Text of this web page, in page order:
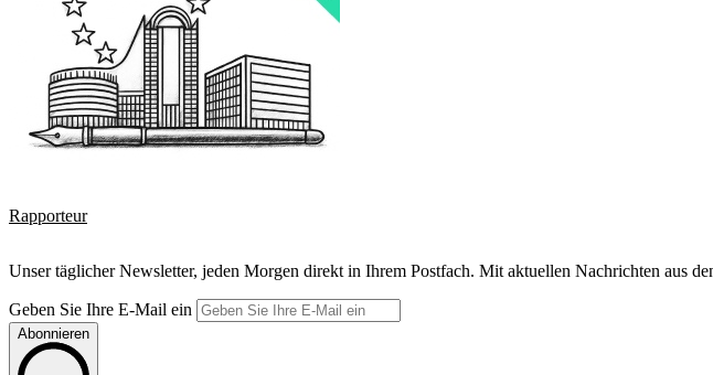
Rapporteur
Unser täglicher Newsletter, jeden Morgen direkt in Ihrem Postfach. Mit aktuellen Nachrichten aus
Geben Sie Ihre E-Mail ein
Abonnieren